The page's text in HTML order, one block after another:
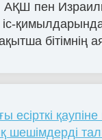
АҚШ пен
іс-
бітімнің
есірткі
шешімдерді